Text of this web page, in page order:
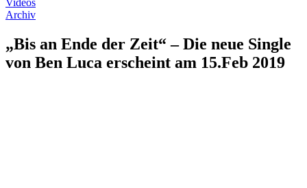
Videos
Archiv
„Bis an Ende der Zeit“ – Die neue Single
von Ben Luca erscheint am 15.Feb 2019